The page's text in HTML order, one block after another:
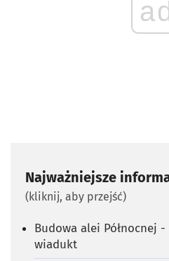
Najważniejsze
(kliknij, aby przejść)
Budowa alei Północnej -
wiadukt